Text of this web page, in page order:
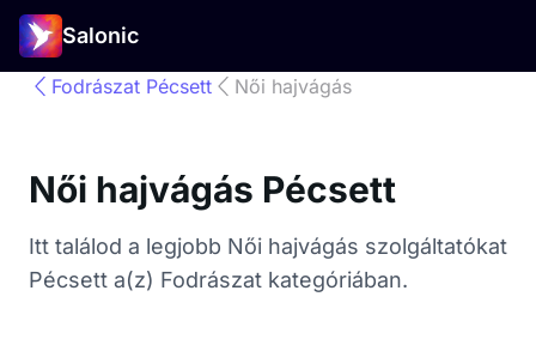
Salonic
Fodrászat Pécsett Női hajvágás
Női hajvágás Pécsett
Itt találod a legjobb Női hajvágás szolgáltatókat
Pécsett a(z) Fodrászat kategóriában.